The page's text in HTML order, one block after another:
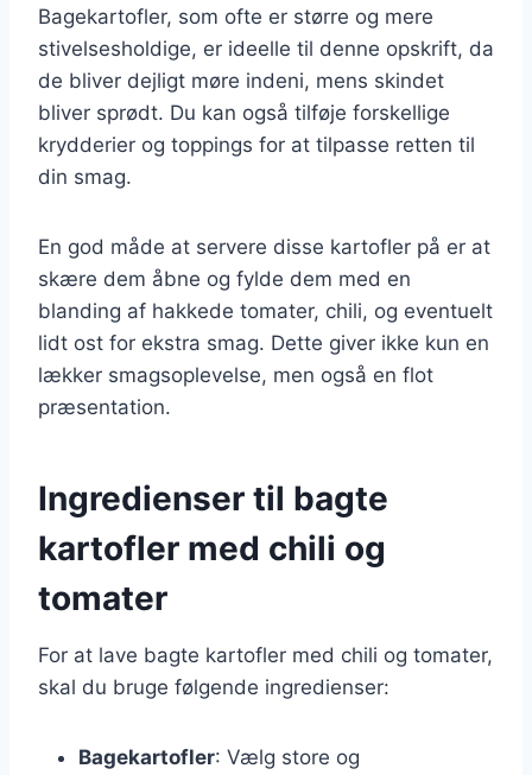
Bagekartofler, som ofte er større og mere
stivelsesholdige, er ideelle til denne opskrift, da
de bliver dejligt møre indeni, mens skindet
bliver sprødt. Du kan også tilføje forskellige
krydderier og toppings for at tilpasse retten til
din smag.
En god måde at servere disse kartofler på er at
skære dem åbne og fylde dem med en
blanding af hakkede tomater, chili, og eventuelt
lidt ost for ekstra smag. Dette giver ikke kun en
lækker smagsoplevelse, men også en flot
præsentation.
Ingredienser til bagte
kartofler med chili og
tomater
For at lave bagte kartofler med chili og tomater,
skal du bruge følgende ingredienser:
Bagekartofler: Vælg store og